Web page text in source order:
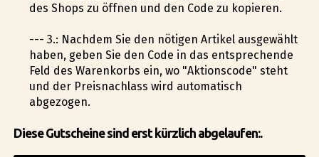
des Shops zu öffnen und den Code zu kopieren.
--- 3.: Nachdem Sie den nötigen Artikel ausgewählt
haben, geben Sie den Code in das entsprechende
Feld des Warenkorbs ein, wo "Aktionscode" steht
und der Preisnachlass wird automatisch
abgezogen.
Diese Gutscheine sind erst kürzlich abgelaufen:.